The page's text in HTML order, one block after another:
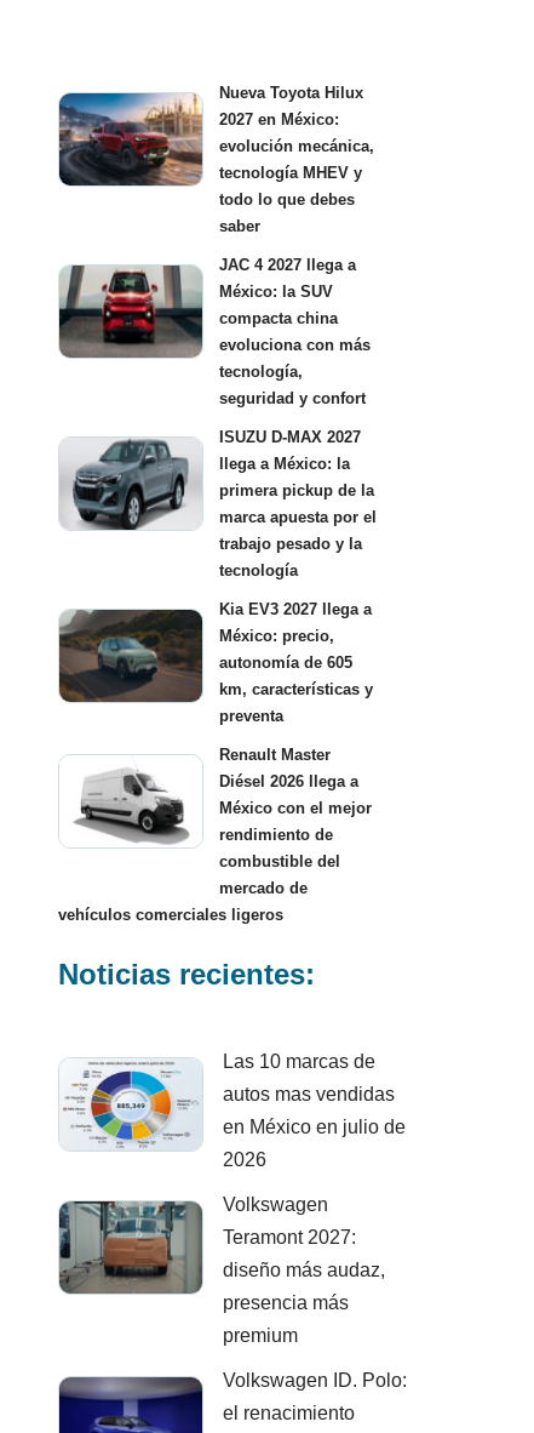
Nueva Toyota Hilux
2027 en México:
evolución mecánica,
tecnología MHEV y
todo lo que debes
saber
JAC 4 2027 llega a
México: la SUV
compacta china
evoluciona con más
tecnología,
seguridad y confort
ISUZU D-MAX 2027
llega a México: la
primera pickup de la
marca apuesta por el
trabajo pesado y la
tecnología
Kia EV3 2027 llega a
México: precio,
autonomía de 605
km, características y
preventa
Renault Master
Diésel 2026 llega a
México con el mejor
rendimiento de
combustible del
mercado de
vehículos comerciales ligeros
Noticias recientes:
Las 10 marcas de
autos mas vendidas
en México en julio de
2026
Volkswagen
Teramont 2027:
diseño más audaz,
presencia más
premium
Volkswagen ID. Polo:
el renacimiento